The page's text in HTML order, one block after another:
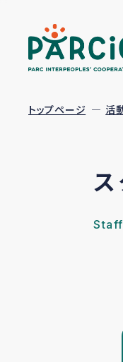
トップページ 活